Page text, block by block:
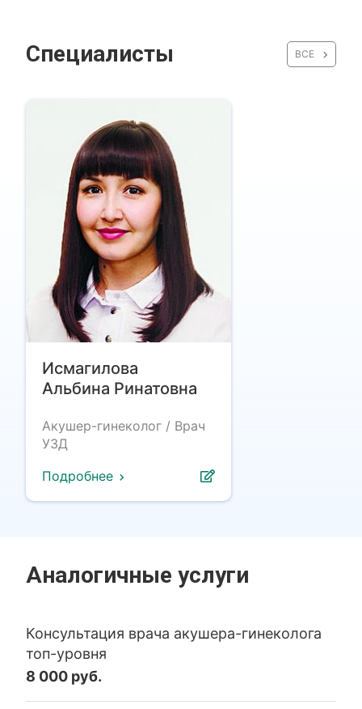
Специалисты ВСЕ
Исмагилова
Альбина Ринатовна
Акушер-гинеколог / Врач
УЗД
Подробнее
Аналогичные услуги
Консультация врача акушера-гинеколога
топ-уровня
8 000 руб.